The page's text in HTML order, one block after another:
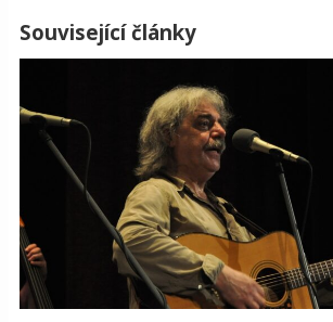
Související články